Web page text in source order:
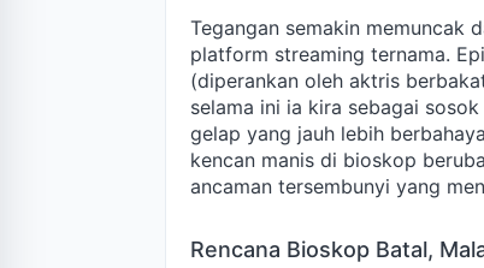
Tegangan semakin memuncak
platform streaming ternama.
(diperankan oleh aktris
selama ini ia kira sebagai
gelap yang jauh lebih
kencan manis di bioskop
ancaman tersembunyi yang
Rencana Bioskop Batal,